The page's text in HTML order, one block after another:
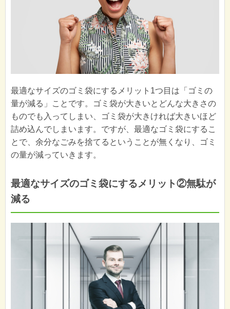
最適なサイズのゴミ袋にするメリット1つ目は「ゴミの
量が減る」ことです。ゴミ袋が大きいとどんな大きさの
ものでも入ってしまい、ゴミ袋が大きければ大きいほど
詰め込んでしまいます。ですが、最適なゴミ袋にするこ
とで、余分なごみを捨てるということが無くなり、ゴミ
の量が減っていきます。
最適なサイズのゴミ袋にするメリット②無駄が
減る